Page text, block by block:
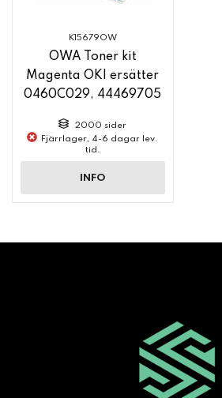
K15679OW
OWA Toner kit
Magenta OKI ersätter
0460C029, 44469705
2000 sider
Fjärrlager, 4-6 dagar lev.
tid.
INFO